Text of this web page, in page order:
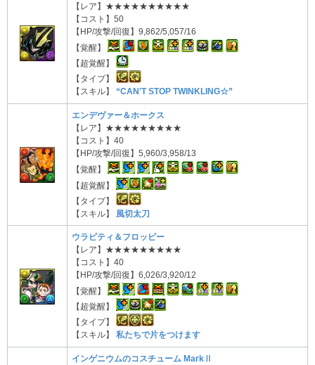
【レア】★★★★★★★★★★
【コスト】50
【HP/攻撃/回復】9,862/5,057/16
【覚醒】
【超覚醒】
【タイプ】
【スキル】 “CAN'T STOP TWINKLING☆”
エンデヴァー＆ホークス
【レア】★★★★★★★★★
【コスト】40
【HP/攻撃/回復】5,960/3,958/13
【覚醒】
【超覚醒】
【タイプ】
【スキル】 風切太刀
ウラビティ＆フロッピー
【レア】★★★★★★★★★
【コスト】40
【HP/攻撃/回復】6,026/3,920/12
【覚醒】
【超覚醒】
【タイプ】
【スキル】 私たちで片をつけます
インゲニウムのコスチューム MarkⅡ